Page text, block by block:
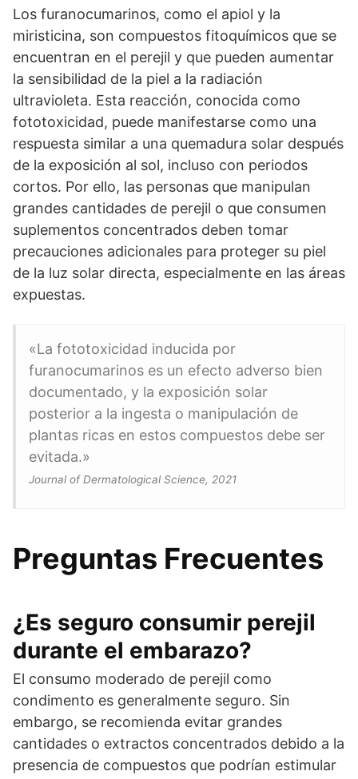
Los furanocumarinos, como el apiol y la
miristicina, son compuestos fitoquímicos que se
encuentran en el perejil y que pueden aumentar
la sensibilidad de la piel a la radiación
ultravioleta. Esta reacción, conocida como
fototoxicidad, puede manifestarse como una
respuesta similar a una quemadura solar después
de la exposición al sol, incluso con periodos
cortos. Por ello, las personas que manipulan
grandes cantidades de perejil o que consumen
suplementos concentrados deben tomar
precauciones adicionales para proteger su piel
de la luz solar directa, especialmente en las áreas
expuestas.
«La fototoxicidad inducida por
furanocumarinos es un efecto adverso bien
documentado, y la exposición solar
posterior a la ingesta o manipulación de
plantas ricas en estos compuestos debe ser
evitada.»
Journal of Dermatological Science, 2021
Preguntas Frecuentes
¿Es seguro consumir perejil
durante el embarazo?
El consumo moderado de perejil como
condimento es generalmente seguro. Sin
embargo, se recomienda evitar grandes
cantidades o extractos concentrados debido a la
presencia de compuestos que podrían estimular